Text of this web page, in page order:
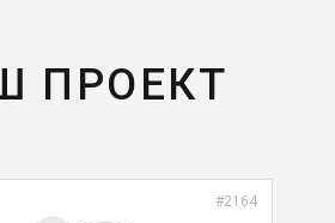
ПРОЕКТ
#2164